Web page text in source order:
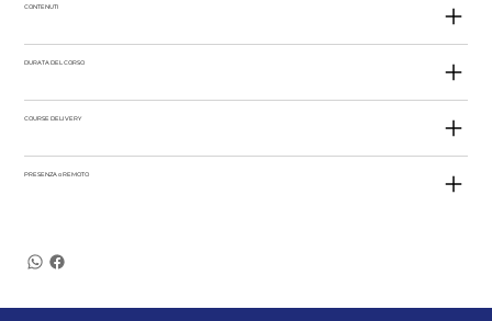
CONTENUTI
DURATA DEL CORSO
COURSE DELIVERY
PRESENZA o REMOTO